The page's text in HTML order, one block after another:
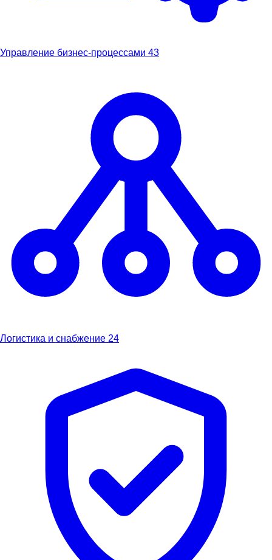
Управление бизнес-процессами 43
Логистика и снабжение 24